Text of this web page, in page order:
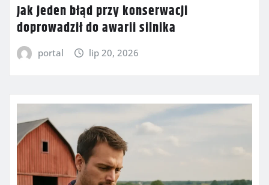
Jak jeden błąd przy konserwacji
doprowadził do awarii silnika
portal lip 20, 2026